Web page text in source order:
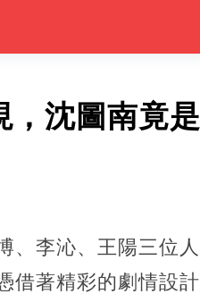
，沈圖南竟是
、李沁、王陽三位人
借著精彩的劇情設計